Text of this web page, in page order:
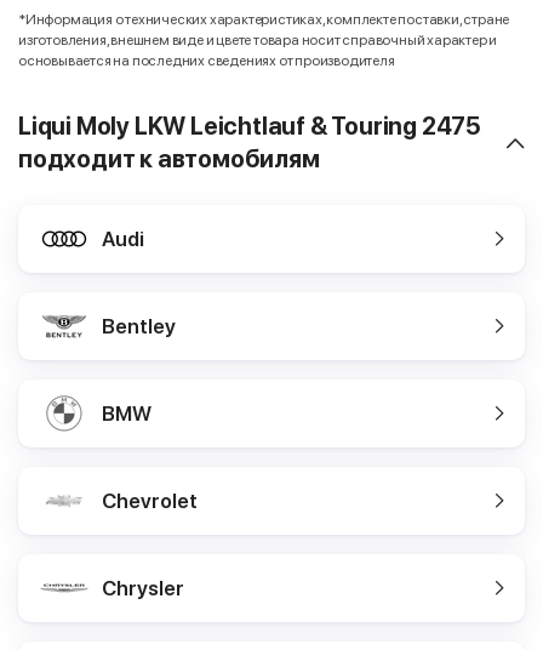
*Информация о технических характеристиках, комплекте поставки, стране
изготовления, внешнем виде и цвете товара носит справочный характер и
основывается на последних сведениях от производителя
Liqui Moly LKW Leichtlauf & Touring 2475
подходит к автомобилям
Audi
Bentley
BMW
Chevrolet
Chrysler